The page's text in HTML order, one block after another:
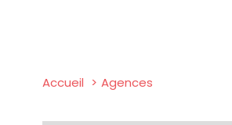
Accueil Agences